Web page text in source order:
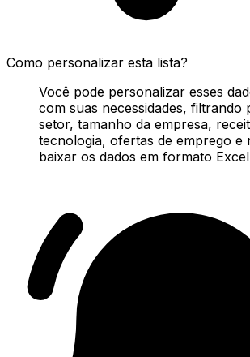
Como personalizar esta lista?
Você pode personalizar esses
com suas necessidades, filtrando
setor, tamanho da empresa,
tecnologia, ofertas de emprego e
baixar os dados em formato